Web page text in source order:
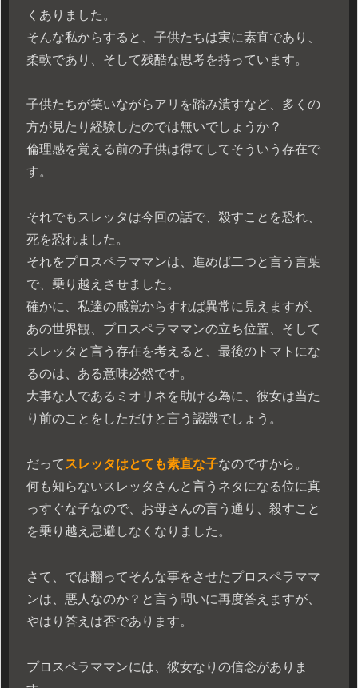
くありました。
そんな私からすると、子供たちは実に素直であり、
柔軟であり、そして残酷な思考を持っています。
子供たちが笑いながらアリを踏み潰すなど、多くの
方が見たり経験したのでは無いでしょうか？
倫理感を覚える前の子供は得てしてそういう存在で
す。
それでもスレッタは今回の話で、殺すことを恐れ、
死を恐れました。
それをプロスペラママンは、進めば二つと言う言葉
で、乗り越えさせました。
確かに、私達の感覚からすれば異常に見えますが、
あの世界観、プロスペラママンの立ち位置、そして
スレッタと言う存在を考えると、最後のトマトにな
るのは、ある意味必然です。
大事な人であるミオリネを助ける為に、彼女は当た
り前のことをしただけと言う認識でしょう。
だって スレッタはとても素直な子なのですから。
何も知らないスレッタさんと言うネタになる位に真
っすぐな子なので、お母さんの言う通り、殺すこと
を乗り越え忌避しなくなりました。
さて、では翻ってそんな事をさせたプロスペラママ
ンは、悪人なのか？と言う問いに再度答えますが、
やはり答えは否であります。
プロスペラママンには、彼女なりの信念がありま